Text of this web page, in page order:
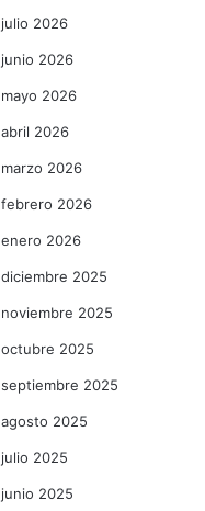
julio 2026
junio 2026
mayo 2026
abril 2026
marzo 2026
febrero 2026
enero 2026
diciembre 2025
noviembre 2025
octubre 2025
septiembre 2025
agosto 2025
julio 2025
junio 2025